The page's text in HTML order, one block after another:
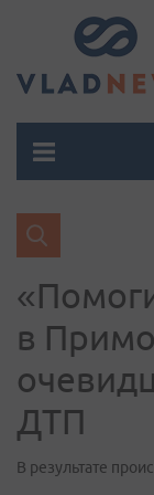
в
ДТП
В результате